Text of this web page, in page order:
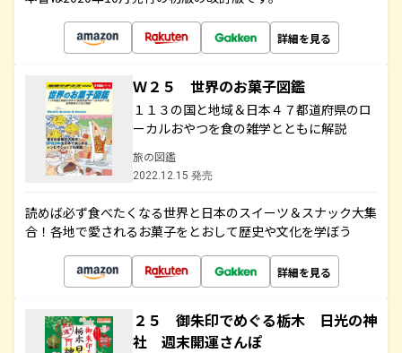
詳細を見る
Ｗ２５ 世界のお菓子図鑑
１１３の国と地域＆日本４７都道府県のロ
ーカルおやつを食の雑学とともに解説
旅の図鑑
2022.12.15 発売
読めば必ず食べたくなる世界と日本のスイーツ＆スナック大集
合！各地で愛されるお菓子をとおして歴史や文化を学ぼう
詳細を見る
２５ 御朱印でめぐる栃木 日光の神
社 週末開運さんぽ